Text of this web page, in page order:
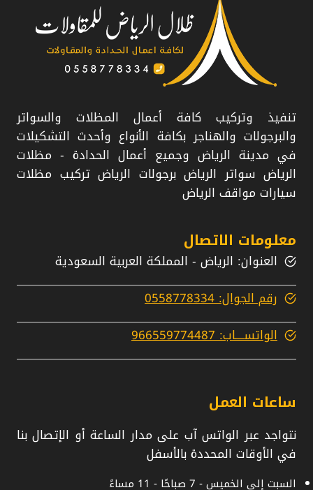
حداد مظلات
محل مظلات
تنفيذ وتركيب كافة أعمال المظلات والسواتر
والبرجولات والهناجر بكافة الأنواع وأحدث التشكيلات
في مدينة الرياض وجميع أعمال الحدادة - مظلات
الرياض سواتر الرياض برجولات الرياض تركيب مظلات
سيارات مواقف الرياض
معلومات الاتصال
العنوان: الرياض - المملكة العربية السعودية
رقم الجوال: 0558778334
الواتســــاب: 966559774487
ساعات العمل
نتواجد عبر الواتس آب على مدار الساعة أو الإتصال بنا
في الأوقات المحددة بالأسفل
السبت إلى الخميس - 7 صباحًا - 11 مساءً